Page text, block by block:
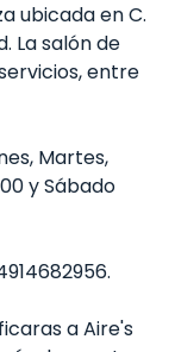
ubicada en C.
La salón de
entre
Martes,
y Sábado
a Aire's